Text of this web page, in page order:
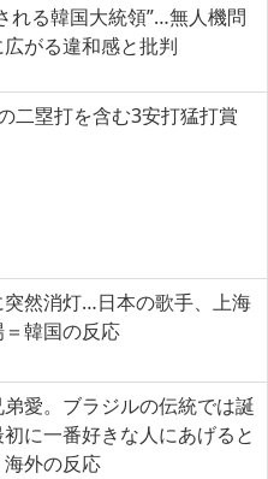
れる韓国大統領”…無人機問
がる違和感と批判
二塁打を含む3安打猛打賞
然消灯…日本の歌手、上海
韓国の反応
愛。ブラジルの伝統では誕
に一番好きな人にあげると
外の反応